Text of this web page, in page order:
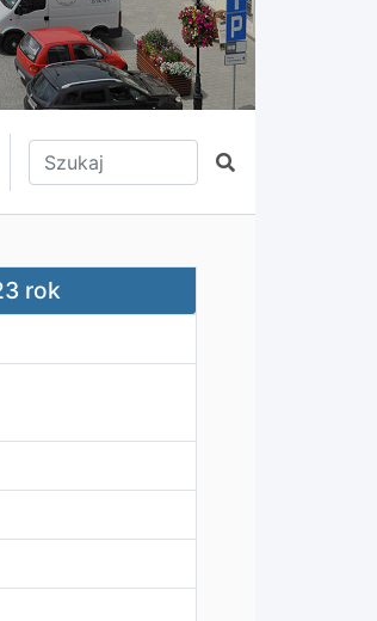
Wpisz tekst do wyszukania
Szukaj
rok